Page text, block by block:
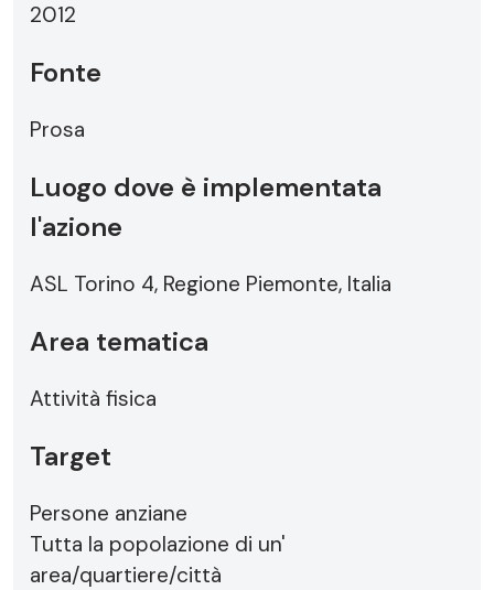
2012
Fonte
Prosa
Luogo dove è implementata
l'azione
ASL Torino 4, Regione Piemonte, Italia
Area tematica
Attività fisica
Target
Persone anziane
Tutta la popolazione di un'
area/quartiere/città